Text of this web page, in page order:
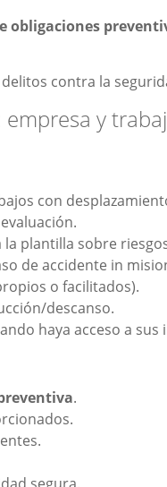
obligaciones
contra la
empresa y
con
la plantilla sobre
de accidente in
o facilitados).
descanso.
haya acceso a sus
.